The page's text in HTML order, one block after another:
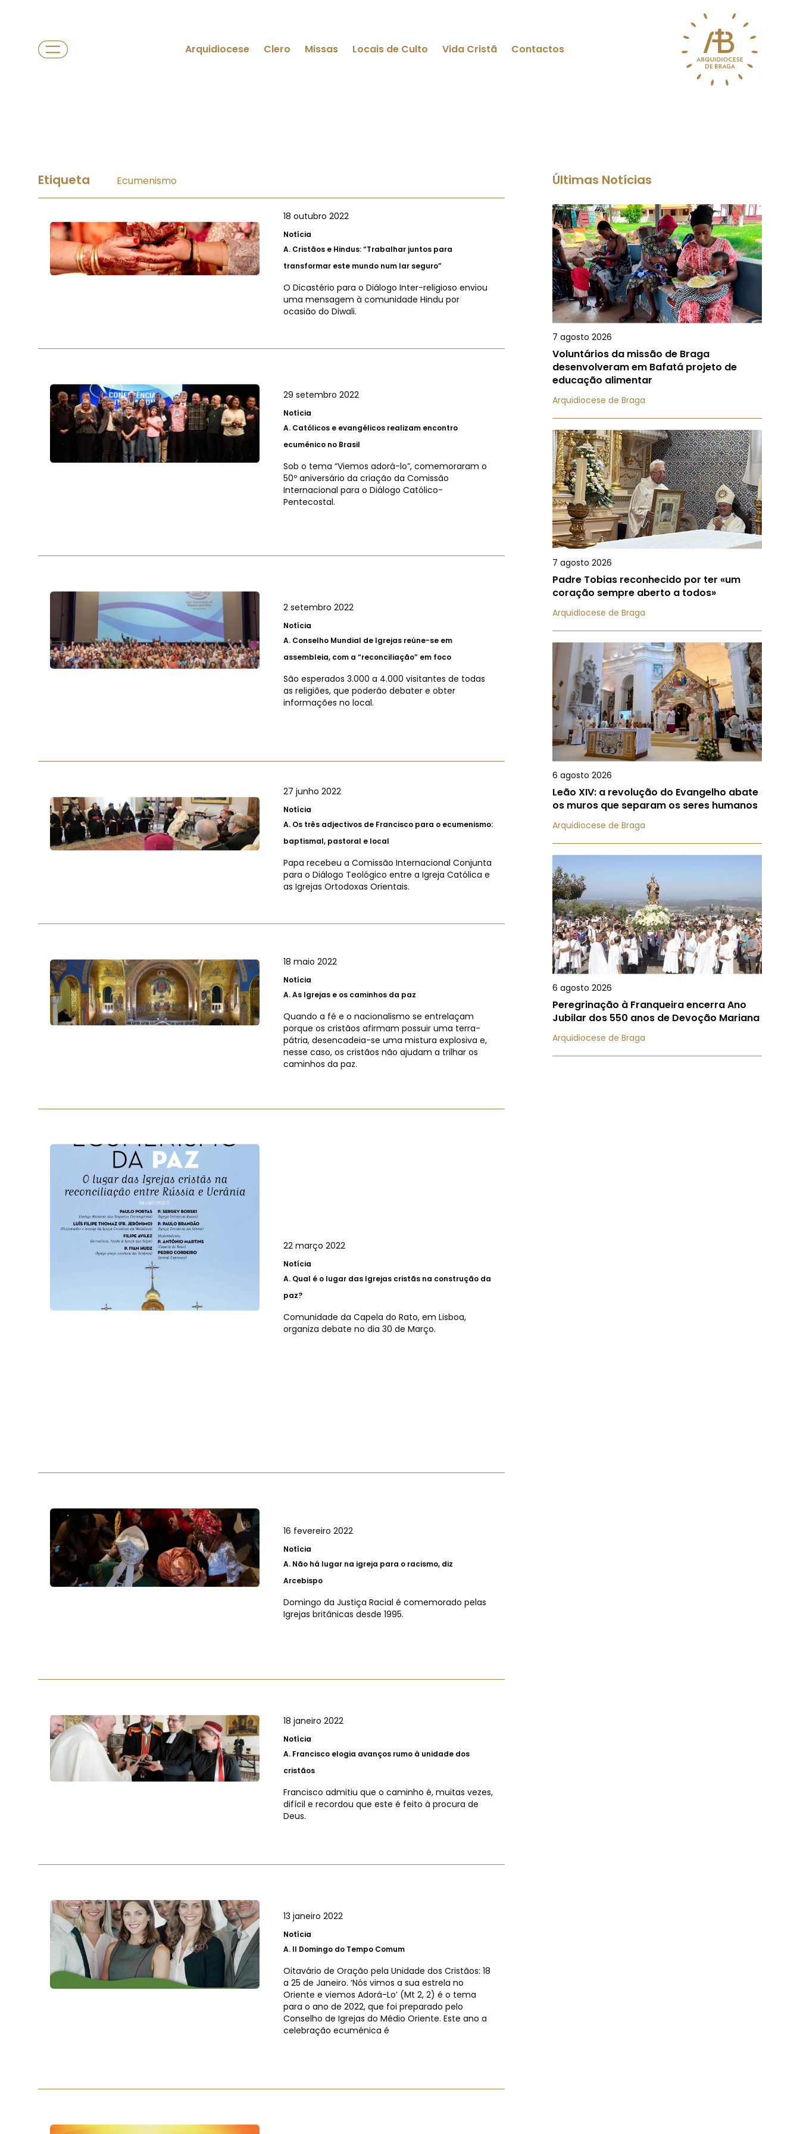
Arquidiocese Clero Missas Locais de Culto Vida Cristã Contactos
Etiqueta Ecumenismo
18 outubro 2022
Notícia
A. Cristãos e Hindus: “Trabalhar juntos para
transformar este mundo num lar seguro”
O Dicastério para o Diálogo Inter-religioso enviou
uma mensagem à comunidade Hindu por
ocasião do Diwali.
29 setembro 2022
Notícia
A. Católicos e evangélicos realizam encontro
ecuménico no Brasil
Sob o tema “Viemos adorá-lo”, comemoraram o
50º aniversário da criação da Comissão
Internacional para o Diálogo Católico-
Pentecostal.
2 setembro 2022
Notícia
A. Conselho Mundial de Igrejas reúne-se em
assembleia, com a “reconciliação” em foco
São esperados 3.000 a 4.000 visitantes de todas
as religiões, que poderão debater e obter
informações no local.
27 junho 2022
Notícia
A. Os três adjectivos de Francisco para o ecumenismo:
baptismal, pastoral e local
Papa recebeu a Comissão Internacional Conjunta
para o Diálogo Teológico entre a Igreja Católica e
as Igrejas Ortodoxas Orientais.
18 maio 2022
Notícia
A.As Igrejas e os caminhos da paz
Quando a fé e o nacionalismo se entrelaçam
porque os cristãos afirmam possuir uma terra-
pátria, desencadeia-se uma mistura explosiva e,
nesse caso, os cristãos não ajudam a trilhar os
caminhos da paz.
22 março 2022
Notícia
A. Qual é o lugar das Igrejas cristãs na construção da
paz?
Comunidade da Capela do Rato, em Lisboa,
organiza debate no dia 30 de Março.
16 fevereiro 2022
Notícia
A. Não há lugar na igreja para o racismo, diz
Arcebispo
Domingo da Justiça Racial é comemorado pelas
Igrejas britânicas desde 1995.
18 janeiro 2022
Notícia
A. Francisco elogia avanços rumo à unidade dos
cristãos
Francisco admitiu que o caminho é, muitas vezes,
difícil e recordou que este é feito à procura de
Deus.
13 janeiro 2022
Notícia
A. II Domingo do Tempo Comum
Oitavário de Oração pela Unidade dos Cristãos: 18
a 25 de Janeiro. ‘Nós vimos a sua estrela no
Oriente e viemos Adorá-Lo’ (Mt 2, 2) é o tema
para o ano de 2022, que foi preparado pelo
Conselho de Igrejas do Médio Oriente. Este ano a
celebração ecuménica é
Últimas Notícias
7 agosto 2026
Voluntários da missão de Braga
desenvolveram em Bafatá projeto de
educação alimentar
Arquidiocese de Braga
7 agosto 2026
Padre Tobias reconhecido por ter «um
coração sempre aberto a todos»
Arquidiocese de Braga
6 agosto 2026
Leão XIV: a revolução do Evangelho abate
os muros que separam os seres humanos
Arquidiocese de Braga
6 agosto 2026
Peregrinação à Franqueira encerra Ano
Jubilar dos 550 anos de Devoção Mariana
Arquidiocese de Braga